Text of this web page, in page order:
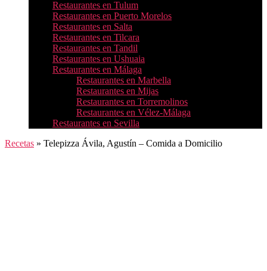
Restaurantes en Tulum
Restaurantes en Puerto Morelos
Restaurantes en Salta
Restaurantes en Tilcara
Restaurantes en Tandil
Restaurantes en Ushuaia
Restaurantes en Málaga
Restaurantes en Marbella
Restaurantes en Mijas
Restaurantes en Torremolinos
Restaurantes en Vélez-Málaga
Restaurantes en Sevilla
Recetas » Telepizza Ávila, Agustín – Comida a Domicilio